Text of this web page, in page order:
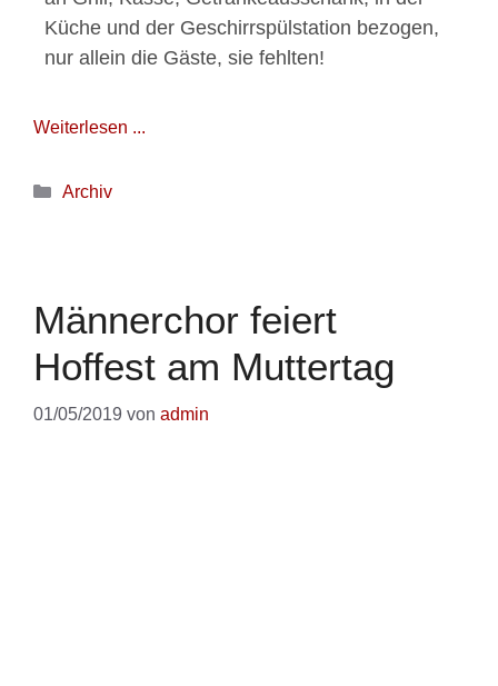
Küche und der Geschirrspülstation bezogen,
nur allein die Gäste, sie fehlten!
Weiterlesen ...
Archiv
Männerchor feiert
Hoffest am Muttertag
01/05/2019 von admin